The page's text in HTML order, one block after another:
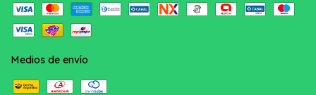
Medios de envío